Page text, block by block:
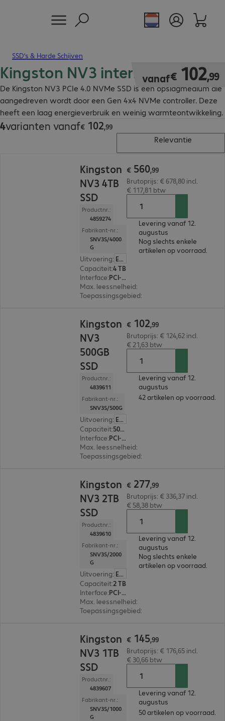
SSD’s & Harde Schijven
Kingston NV3 interne SSD's
De Kingston NV3 PCIe 4.0 NVMe SSD is een opslagmedium die
aangedreven wordt door een Gen 4x4 NVMe controller. Deze
heeft een laag energieverbruik en weinig warmteontwikkeling.
vanaf€ 102,99
€ 102,99
4varianten vanaf€ 102,99
€ 102,99
Relevantie
Kingston
NV3 4TB
SSD
Productnr.:
4859274
Fabrikant-nr.:
SNV3S/4000
G
Uitvoering: Europa
Capaciteit:4 TB
Interface:
PCI-Express (x4) M.2 2280
Max. leessnelheid:
Toepassingsgebied:
€ 560,99
Brutoprijs: € 678,80 incl.
€ 117,81 btw
Levering vanaf 12.
augustus
Nog slechts enkele
artikelen op voorraad.
Kingston
NV3
500GB
SSD
Productnr.:
4839611
Fabrikant-nr.:
SNV3S/500G
Uitvoering: Europa
Capaciteit:
500 GB
Interface:
PCI-Express (x4) M.2 2280
Max. leessnelheid:
Toepassingsgebied:
€ 102,99
Brutoprijs: € 124,62 incl.
€ 21,63 btw
Levering vanaf 12.
augustus
42 artikelen op voorraad.
Kingston
NV3 2TB
SSD
Productnr.:
4839610
Fabrikant-nr.:
SNV3S/2000
G
Uitvoering: Europa
Capaciteit:2 TB
Interface:
PCI-Express (x4) M.2 2280
Max. leessnelheid:
Toepassingsgebied:
€ 277,99
Brutoprijs: € 336,37 incl.
€ 58,38 btw
Levering vanaf 12.
augustus
Nog slechts enkele
artikelen op voorraad.
Kingston
NV3 1TB
SSD
Productnr.:
4839607
Fabrikant-nr.:
SNV3S/1000
G
€ 145,99
Brutoprijs: € 176,65 incl.
€ 30,66 btw
Levering vanaf 12.
augustus
50 artikelen op voorraad.